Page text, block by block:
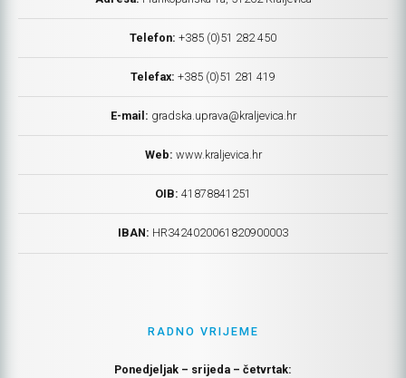
Telefon: +385 (0)51 282 450
Telefax: +385 (0)51 281 419
E-mail: gradska.uprava@kraljevica.hr
Web: www.kraljevica.hr
OIB: 41878841251
IBAN: HR3424020061820900003
RADNO VRIJEME
Ponedjeljak – srijeda – četvrtak: